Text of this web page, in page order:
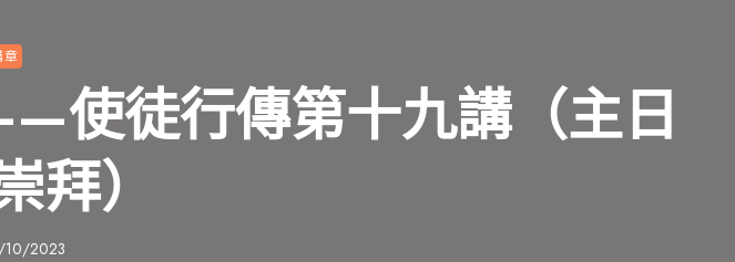
章
使徒行傳第十九講（主日
拜）
10/2023